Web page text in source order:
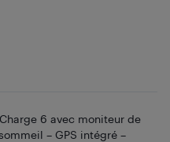
6 avec moniteur de
– GPS intégré –